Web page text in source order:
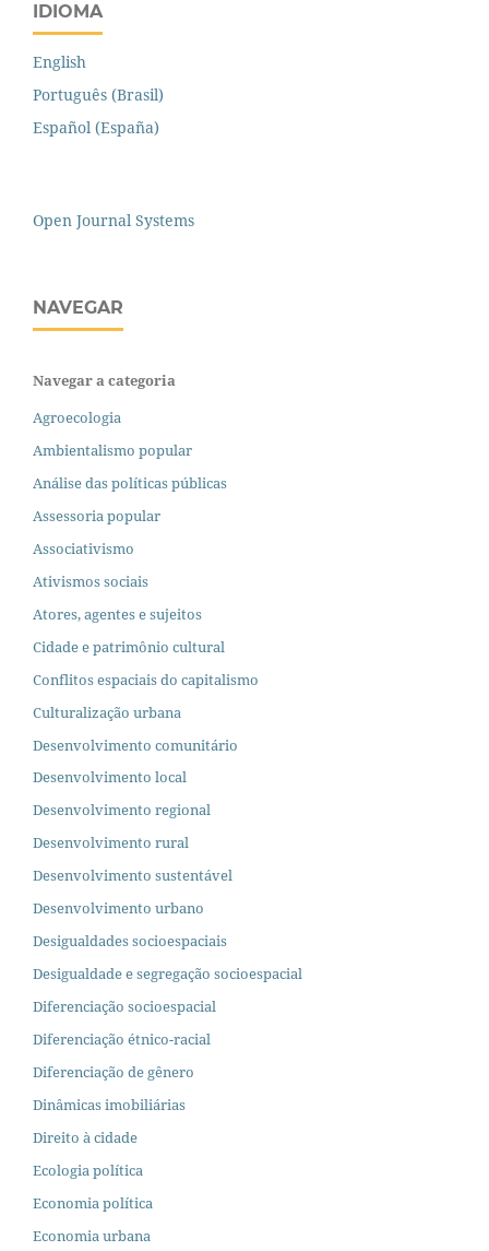
IDIOMA
English
Português (Brasil)
Español (España)
Open Journal Systems
NAVEGAR
Navegar a categoria
Agroecologia
Ambientalismo popular
Análise das políticas públicas
Assessoria popular
Associativismo
Ativismos sociais
Atores, agentes e sujeitos
Cidade e patrimônio cultural
Conflitos espaciais do capitalismo
Culturalização urbana
Desenvolvimento comunitário
Desenvolvimento local
Desenvolvimento regional
Desenvolvimento rural
Desenvolvimento sustentável
Desenvolvimento urbano
Desigualdades socioespaciais
Desigualdade e segregação socioespacial
Diferenciação socioespacial
Diferenciação étnico-racial
Diferenciação de gênero
Dinâmicas imobiliárias
Direito à cidade
Ecologia política
Economia política
Economia urbana